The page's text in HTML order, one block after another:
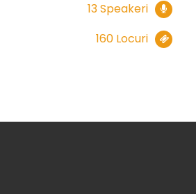
13 Speakeri
160 Locuri